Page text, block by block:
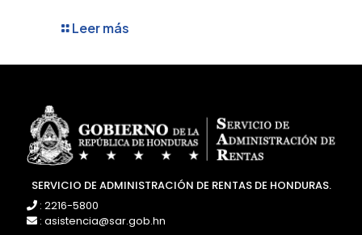
Leer más
SERVICIO DE ADMINISTRACIÓN DE RENTAS DE HONDURAS.
: 2216-5800
: asistencia@sar.gob.hn